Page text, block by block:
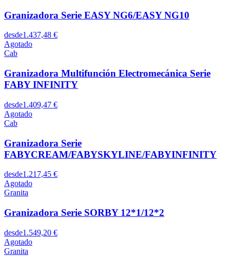
Granizadora Serie EASY NG6/EASY NG10
desde1.437,48 €
Agotado
Cab
Granizadora Multifunción Electromecánica Serie
FABY INFINITY
desde1.409,47 €
Agotado
Cab
Granizadora Serie
FABYCREAM/FABYSKYLINE/FABYINFINITY
desde1.217,45 €
Agotado
Granita
Granizadora Serie SORBY 12*1/12*2
desde1.549,20 €
Agotado
Granita